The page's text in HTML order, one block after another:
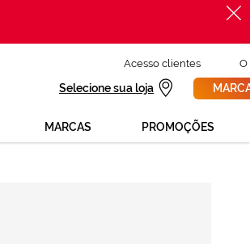
Acesso clientes O
Selecione sua loja
MARCAS PROMOÇÕES